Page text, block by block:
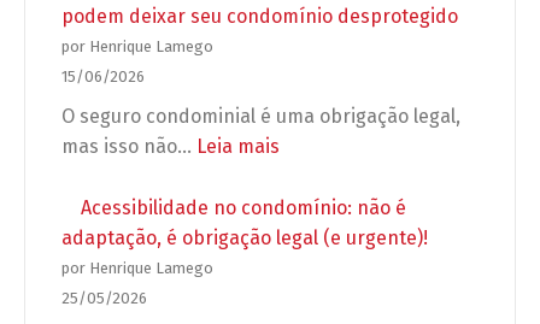
no
apartamento:
o
síndico
exigir
antes
podem deixar seu condomínio desprotegido
por Henrique Lamego
15/06/2026
O seguro condominial é uma obrigação legal,
mas isso não… Leia mais
condominial
obrigatório:
Acessibilidade no condomínio: não é
adaptação, é obrigação legal (e urgente)!
por Henrique Lamego
25/05/2026